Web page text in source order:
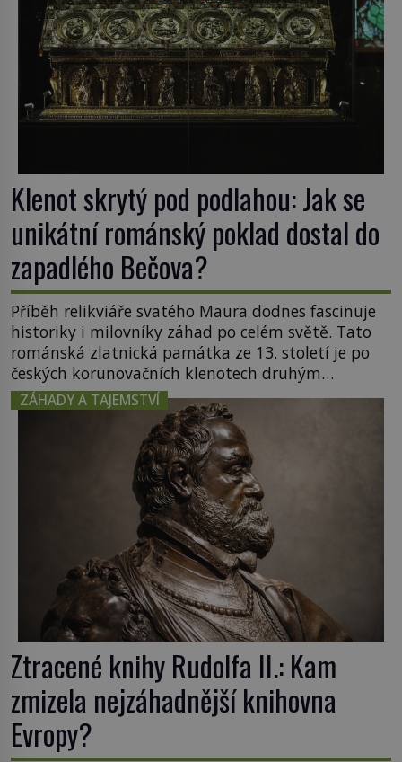
Klenot skrytý pod podlahou: Jak se
unikátní románský poklad dostal do
zapadlého Bečova?
Příběh relikviáře svatého Maura dodnes fascinuje
historiky i milovníky záhad po celém světě. Tato
románská zlatnická památka ze 13. století je po
českých korunovačních klenotech druhým
nejcennějším movitým majetkem v České
republice. Přestože byl klenot v roce 1985 po
dramatickém pátrání kriminalistů úspěšně
nalezen, jeho minulost stále obestírá hustá mlha.
Otázky, jak přesně se tato […]
ZÁHADY A TAJEMSTVÍ
Ztracené knihy Rudolfa II.: Kam
zmizela nejzáhadnější knihovna
Evropy?